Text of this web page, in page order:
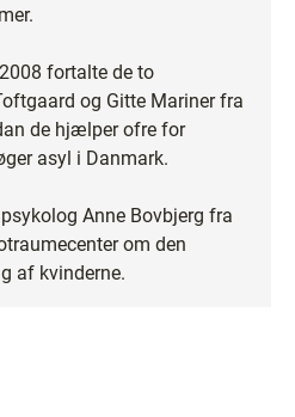
fortalte de to
og Gitte Mariner fra
de hjælper ofre for
asyl i Danmark.
Anne Bovbjerg fra
om den
af kvinderne.